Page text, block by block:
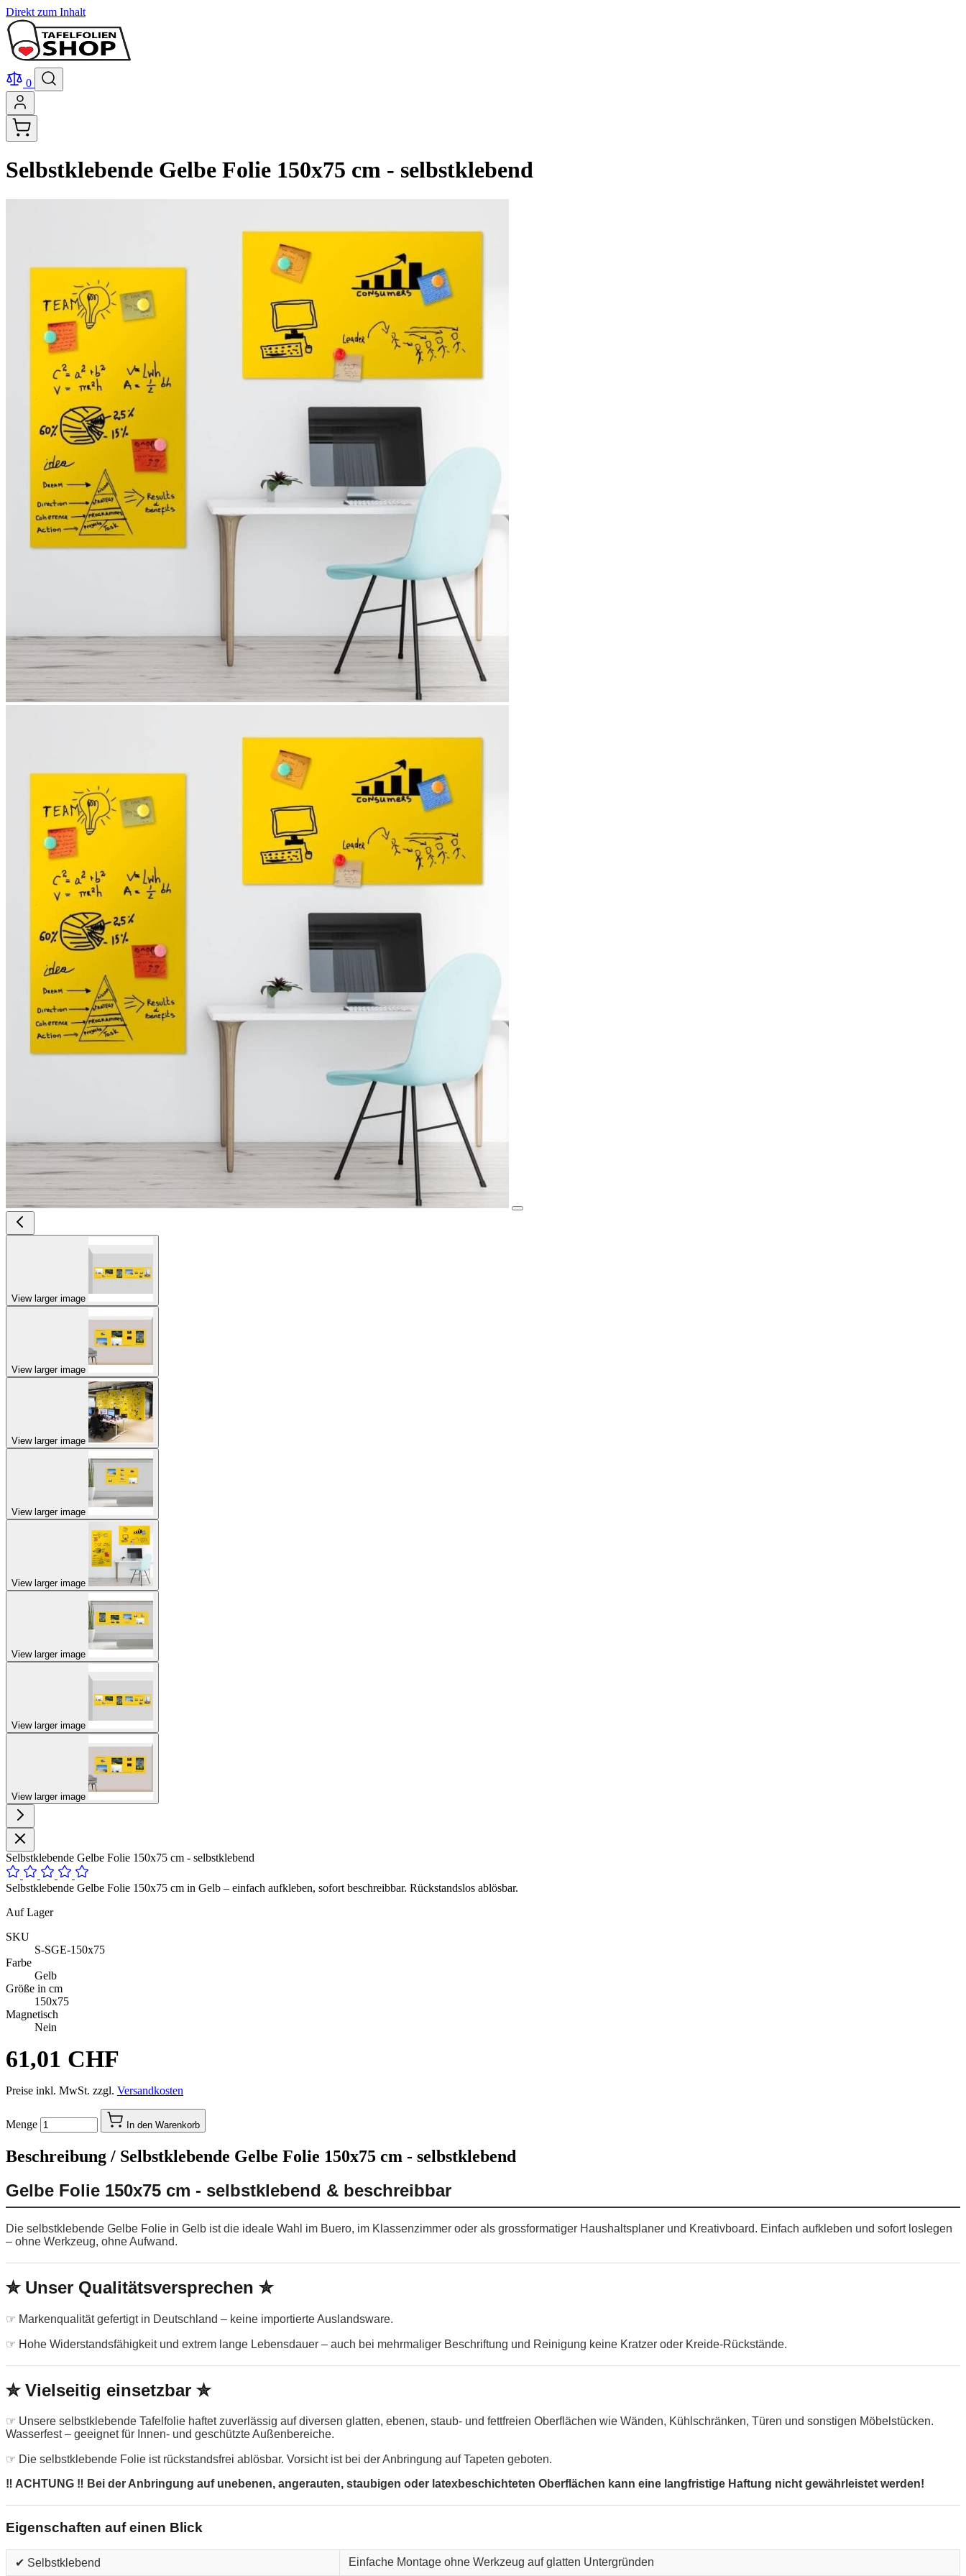
Direkt zum Inhalt
0
Selbstklebende Gelbe Folie 150x75 cm - selbstklebend
View larger image
View larger image
View larger image
View larger image
View larger image
View larger image
View larger image
View larger image
Selbstklebende Gelbe Folie 150x75 cm - selbstklebend
Selbstklebende Gelbe Folie 150x75 cm in Gelb – einfach aufkleben, sofort beschreibbar. Rückstandslos ablösbar.
Auf Lager
SKU
S-SGE-150x75
Farbe
Gelb
Größe in cm
150x75
Magnetisch
Nein
61,01 CHF
Preise inkl. MwSt. zzgl. Versandkosten
Menge In den Warenkorb
Beschreibung / Selbstklebende Gelbe Folie 150x75 cm - selbstklebend
Gelbe Folie 150x75 cm - selbstklebend & beschreibbar
Die selbstklebende Gelbe Folie in Gelb ist die ideale Wahl im Buero, im Klassenzimmer oder als grossformatiger Haushaltsplaner und Kreativboard. Einfach aufkleben und sofort loslegen
– ohne Werkzeug, ohne Aufwand.
✮ Unser Qualitätsversprechen ✮
☞ Markenqualität gefertigt in Deutschland – keine importierte Auslandsware.
☞ Hohe Widerstandsfähigkeit und extrem lange Lebensdauer – auch bei mehrmaliger Beschriftung und Reinigung keine Kratzer oder Kreide-Rückstände.
✮ Vielseitig einsetzbar ✮
☞ Unsere selbstklebende Tafelfolie haftet zuverlässig auf diversen glatten, ebenen, staub- und fettfreien Oberflächen wie Wänden, Kühlschränken, Türen und sonstigen Möbelstücken.
Wasserfest – geeignet für Innen- und geschützte Außenbereiche.
☞ Die selbstklebende Folie ist rückstandsfrei ablösbar. Vorsicht ist bei der Anbringung auf Tapeten geboten.
‼ ACHTUNG ‼ Bei der Anbringung auf unebenen, angerauten, staubigen oder latexbeschichteten Oberflächen kann eine langfristige Haftung nicht gewährleistet werden!
Eigenschaften auf einen Blick
✔ Selbstklebend Einfache Montage ohne Werkzeug auf glatten Untergründen